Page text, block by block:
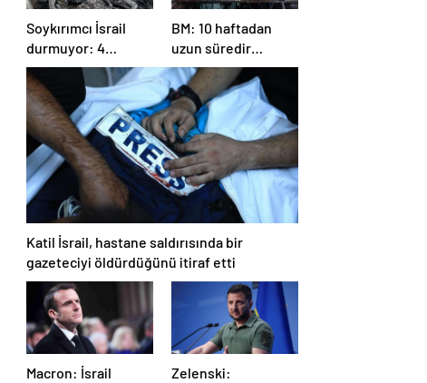
Soykırımcı İsrail
durmuyor: 4
Filistinli öldü, çok
sayıda yaralı var
BM: 10 haftadan
uzun süredir
Gazze’ye yiyecek,
ilaç, su, çadır
girmedi
Katil İsrail, hastane saldırısında bir
gazeteciyi öldürdüğünü itiraf etti
Macron: İsrail
Zelenski: